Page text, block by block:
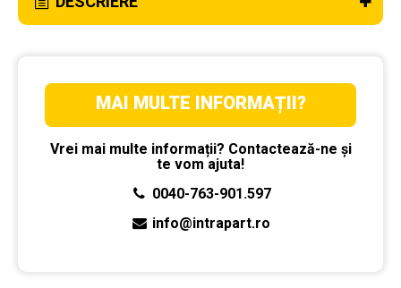
MAI MULTE INFORMAȚII?
Vrei mai multe informații? Contactează-ne și
te vom ajuta!
0040-763-901.597
info@intrapart.ro